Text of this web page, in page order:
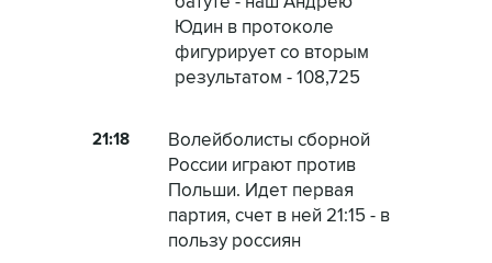
Юдин в протоколе
фигурирует со вторым
результатом - 108,725
21:18
Волейболисты сборной
России играют против
Польши. Идет первая
партия, счет в ней 21:15 - в
пользу россиян